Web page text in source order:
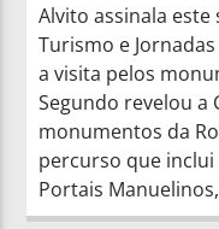
Alvito assinala
Turismo e
a visita pelos
Segundo revelou a
monumentos da
percurso que inclui
Portais